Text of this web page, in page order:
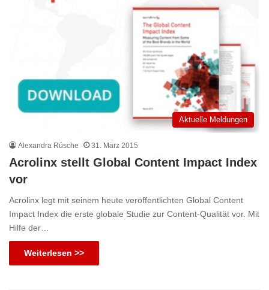
Aktuelle Meldungen
Alexandra Rüsche 31. März 2015
Acrolinx stellt Global Content Impact Index
vor
Acrolinx legt mit seinem heute veröffentlichten Global Content
Impact Index die erste globale Studie zur Content-Qualität vor. Mit
Hilfe der…
Weiterlesen >>